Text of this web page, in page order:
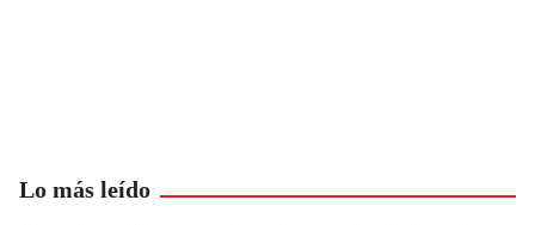
Lo más leído